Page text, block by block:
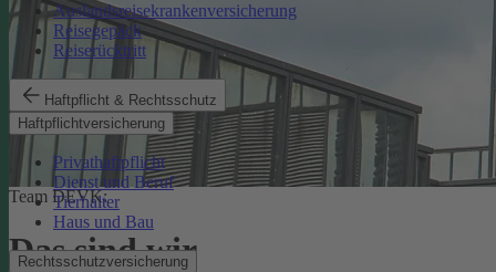
Auslandsreisekrankenversicherung
Reisegepäck
Reiserücktritt
Haftpflicht & Rechtsschutz
Haftpflichtversicherung
Privathaftpflicht
Dienst und Beruf
Tierhalter
Haus und Bau
Rechtsschutzversicherung
Team DEVK:
Das sind wir